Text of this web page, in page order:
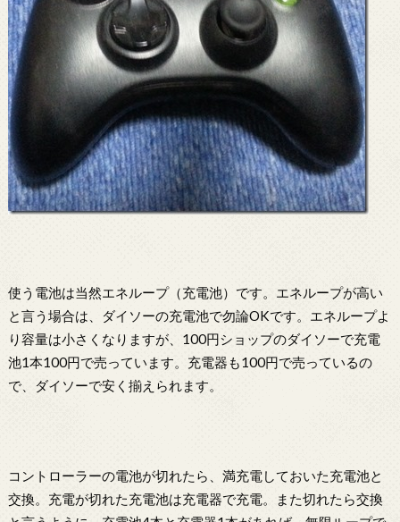
使う電池は当然エネループ（充電池）です。エネループが高い
と言う場合は、ダイソーの充電池で勿論OKです。エネループよ
り容量は小さくなりますが、100円ショップのダイソーで充電
池1本100円で売っています。充電器も100円で売っているの
で、ダイソーで安く揃えられます。
コントローラーの電池が切れたら、満充電しておいた充電池と
交換。充電が切れた充電池は充電器で充電。また切れたら交換